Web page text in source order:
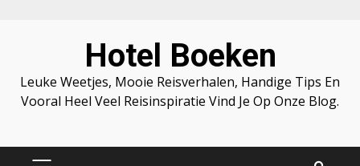
Hotel Boeken
Leuke Weetjes, Mooie Reisverhalen, Handige Tips En
Vooral Heel Veel Reisinspiratie Vind Je Op Onze Blog.